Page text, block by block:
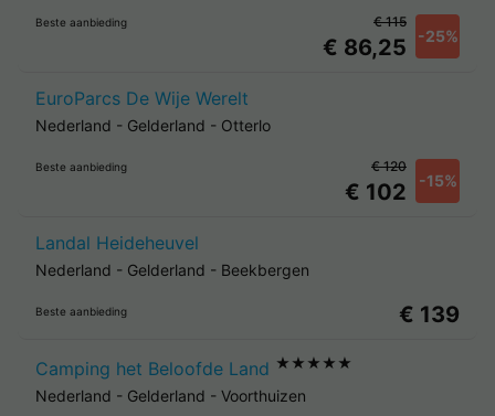
Beste aanbieding
€ 86,25 -25%
€ 115
EuroParcs De Wije Werelt
Nederland - Gelderland - Otterlo
Beste aanbieding
€ 102 -15%
€ 120
Landal Heideheuvel
Nederland - Gelderland - Beekbergen
Beste aanbieding € 139
Camping het Beloofde Land ★★★★★
Nederland - Gelderland - Voorthuizen